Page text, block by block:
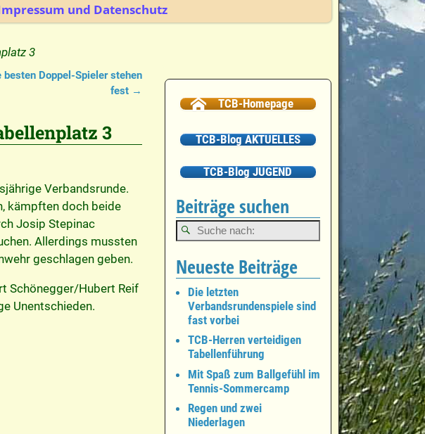
und Datenschutz
3
Doppel-Spieler stehen
fest →
3
Verbandsrunde.
kämpften doch beide
Josip Stepinac
Allerdings mussten
geschlagen geben.
Schönegger/Hubert Reif
Unentschieden.
TCB-Homepage
TCB-Blog AKTUELLES
TCB-Blog JUGEND
Beiträge suchen
Neueste Beiträge
Die letzten
Verbandsrundenspiele sind
fast vorbei
TCB-Herren verteidigen
Tabellenführung
Mit Spaß zum Ballgefühl im
Tennis-Sommercamp
Regen und zwei
Niederlagen